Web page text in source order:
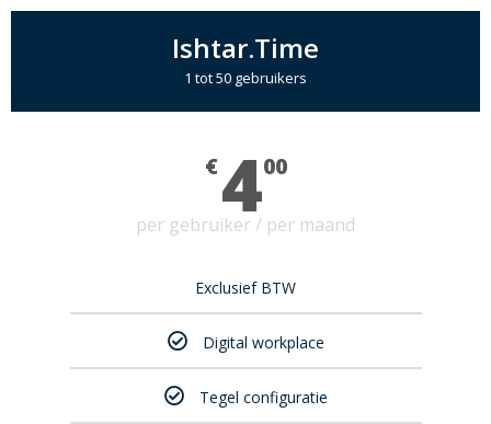
Ishtar.Time
1 tot 50 gebruikers
€400
per gebruiker / per maand
Exclusief BTW
Digital workplace
Tegel configuratie